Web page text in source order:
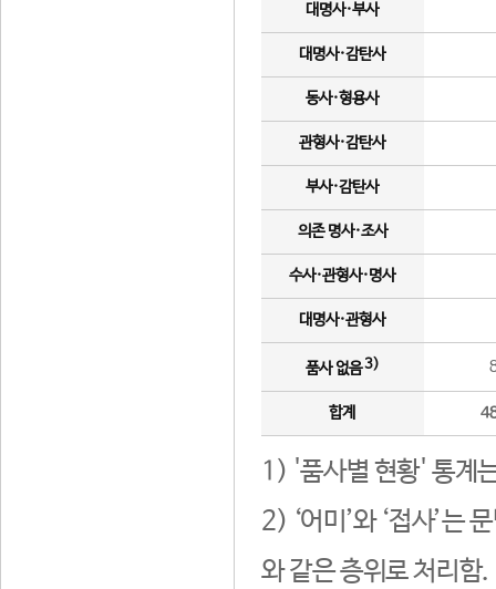
대명사·부사
대명사·감탄사
동사·형용사
관형사·감탄사
부사·감탄사
의존 명사·조사
수사·관형사·명사
대명사·관형사
품사 없음3)
합계
1) '품사별 현황' 통계
2) ‘어미’와 ‘접사’는
와 같은 층위로 처리함.